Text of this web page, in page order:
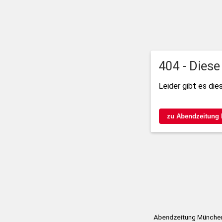
404 -
Leider gibt es
zu Abendzeitung
Abendzeitung